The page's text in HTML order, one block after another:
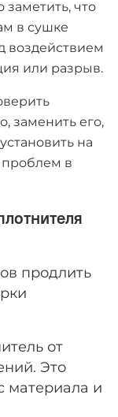
что
в сушке
воздействием
или разрыв.
заменить его,
на
проблем в
продлить
от
Это
материала и